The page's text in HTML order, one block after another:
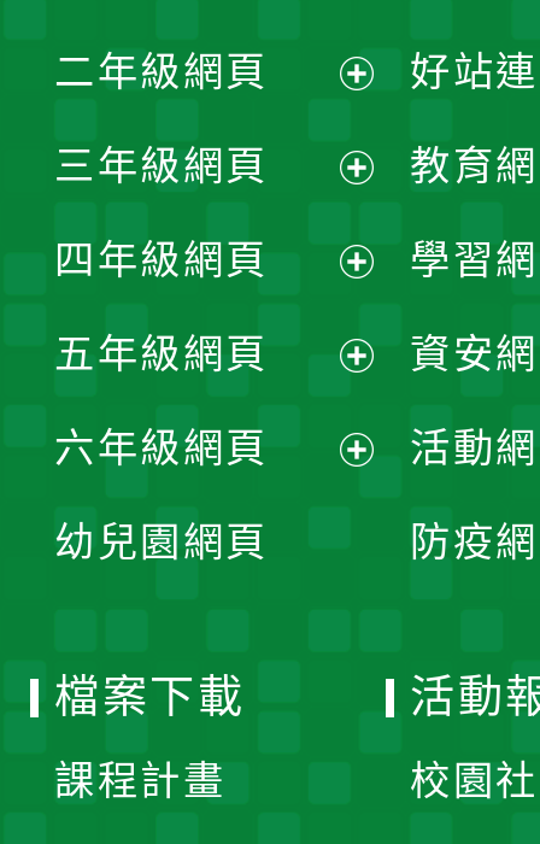
開
選
單
二年級網頁
開
選
單
三年級網頁
開
選
單
四年級網頁
開
選
五年級網頁
開
六年級網頁
幼兒園網頁
好站
教育
學習
資安
活動
防疫
檔案下載
課程計畫
活動
校園